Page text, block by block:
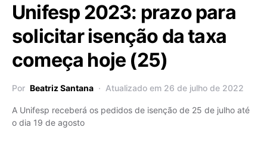
Unifesp 2023: prazo para
solicitar isenção da taxa
começa hoje (25)
Por Beatriz Santana Atualizado em 26 de julho de 2022
A Unifesp receberá os pedidos de isenção de 25 de julho até
o dia 19 de agosto